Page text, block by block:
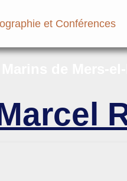
et Conférences